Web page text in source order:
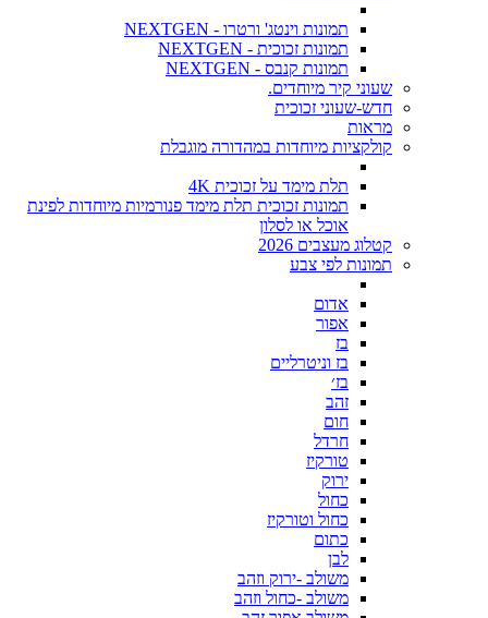
תמונות וינטג' ורטרו - NEXTGEN
תמונות זכוכית - NEXTGEN
תמונות קנבס - NEXTGEN
שעוני קיר מיוחדים.
חדש-שעוני זכוכית
מראות
קולקציות מיוחדות במהדורה מוגבלת
תלת מימד על זכוכית 4K
תמונות זכוכית תלת מימד פנורמיות מיוחדות לפינת
אוכל או לסלון
קטלוג מעצבים 2026
תמונות לפי צבע
אדום
אפור
בז
בז וניטרליים
בז׳
זהב
חום
חרדל
טורקיז
ירוק
כחול
כחול וטורקיז
כתום
לבן
משולב -ירוק וזהב
משולב -כחול וזהב